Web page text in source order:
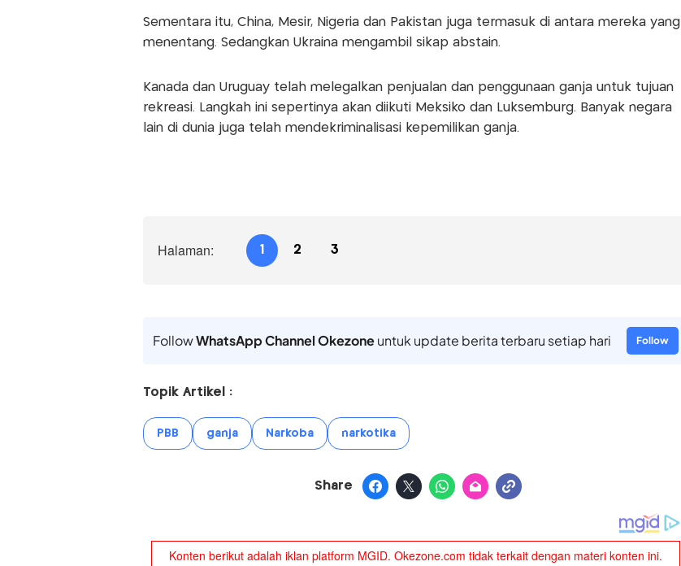
Sementara itu, China, Mesir, Nigeria dan Pakistan juga termasuk di antara mereka yang
menentang. Sedangkan Ukraina mengambil sikap abstain.
Kanada dan Uruguay telah melegalkan penjualan dan penggunaan ganja untuk tujuan
rekreasi. Langkah ini sepertinya akan diikuti Meksiko dan Luksemburg. Banyak negara
lain di dunia juga telah mendekriminalisasi kepemilikan ganja.
Halaman: 1 2 3
FollowWhatsApp Channel Okezoneuntuk update berita terbaru setiap hari Follow
Topik Artikel :
PBB ganja Narkoba narkotika
Share